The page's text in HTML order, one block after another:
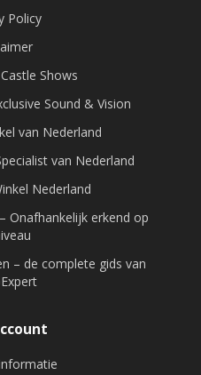
Policy
Shows
Sound & Vision
van Nederland
van Nederland
Nederland
Onafhankelijk erkend op
– de complete gids van